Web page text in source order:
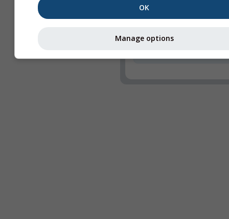
larghezza (px)
Altezza del widget
OK
Manage options